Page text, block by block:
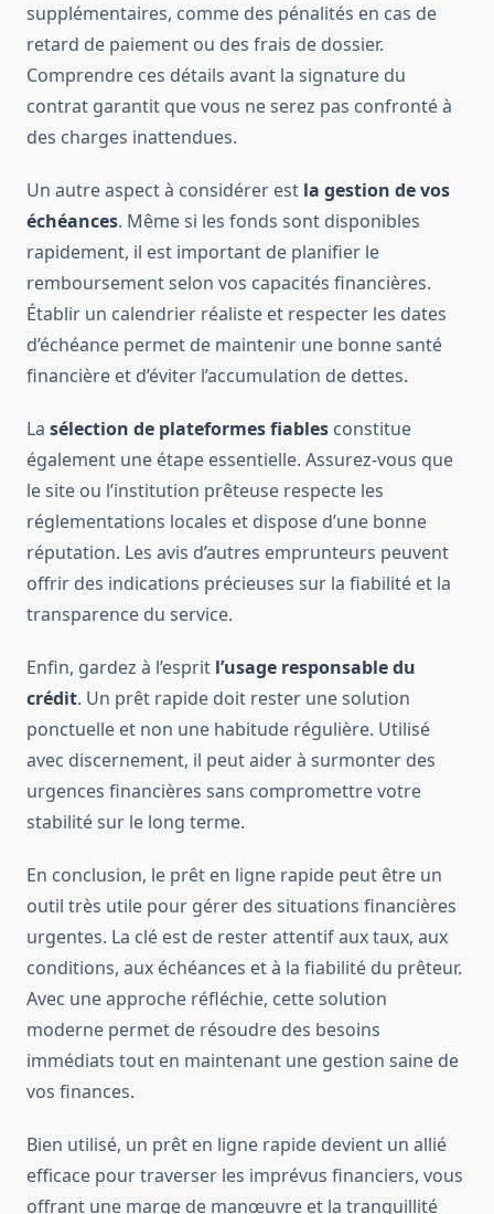
supplémentaires, comme des pénalités en cas de
retard de paiement ou des frais de dossier.
Comprendre ces détails avant la signature du
contrat garantit que vous ne serez pas confronté à
des charges inattendues.
Un autre aspect à considérer est la gestion de vos
échéances. Même si les fonds sont disponibles
rapidement, il est important de planifier le
remboursement selon vos capacités financières.
Établir un calendrier réaliste et respecter les dates
d’échéance permet de maintenir une bonne santé
financière et d’éviter l’accumulation de dettes.
La sélection de plateformes fiables constitue
également une étape essentielle. Assurez-vous que
le site ou l’institution prêteuse respecte les
réglementations locales et dispose d’une bonne
réputation. Les avis d’autres emprunteurs peuvent
offrir des indications précieuses sur la fiabilité et la
transparence du service.
Enfin, gardez à l’esprit l’usage responsable du
crédit. Un prêt rapide doit rester une solution
ponctuelle et non une habitude régulière. Utilisé
avec discernement, il peut aider à surmonter des
urgences financières sans compromettre votre
stabilité sur le long terme.
En conclusion, le prêt en ligne rapide peut être un
outil très utile pour gérer des situations financières
urgentes. La clé est de rester attentif aux taux, aux
conditions, aux échéances et à la fiabilité du prêteur.
Avec une approche réfléchie, cette solution
moderne permet de résoudre des besoins
immédiats tout en maintenant une gestion saine de
vos finances.
Bien utilisé, un prêt en ligne rapide devient un allié
efficace pour traverser les imprévus financiers, vous
offrant une marge de manœuvre et la tranquillité